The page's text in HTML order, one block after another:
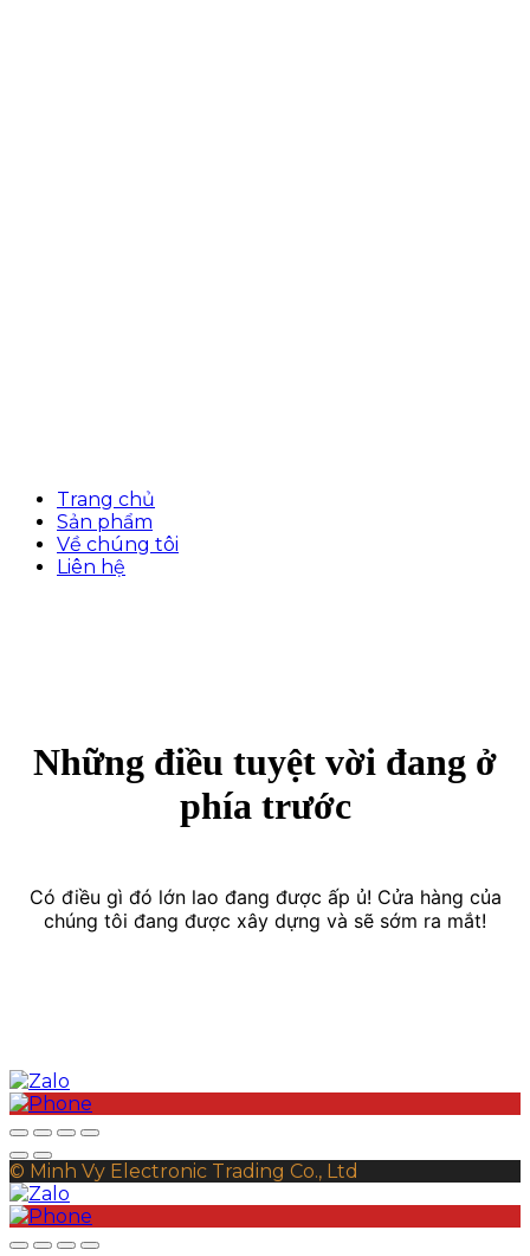
Trang chủ
Sản phẩm
Về chúng tôi
Liên hệ
Những điều tuyệt vời đang ở
phía trước
Có điều gì đó lớn lao đang được ấp ủ! Cửa hàng của
chúng tôi đang được xây dựng và sẽ sớm ra mắt!
© Minh Vy Electronic Trading Co., Ltd